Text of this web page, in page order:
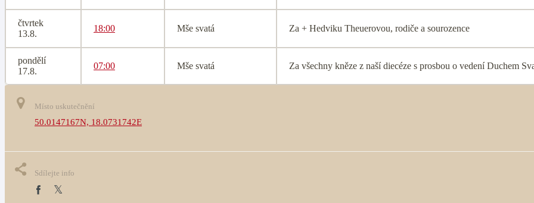
čtvrtek
13.8.
18:00 Mše svatá Za + Hedviku Theuerovou, rodiče a sourozence
pondělí
17.8.
07:00 Mše svatá Za všechny kněze z naší diecéze s prosbou o vedení Duchem
Místo uskutečnění
50.0147167N, 18.0731742E
Sdílejte info